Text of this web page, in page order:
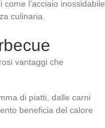
l’acciaio inossidabile
culinaria.
vantaggi che
di piatti, dalle carni
beneficia del calore